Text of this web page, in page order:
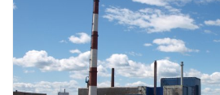
Смотреть проект